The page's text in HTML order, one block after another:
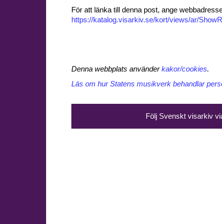
För att länka till denna post, ange
https://katalog.visarkiv.se/kort/views/ar/
Denna webbplats använderkakor/cookies.
Läs om hur Statens musikverk behandlar
Följ Svenskt visarkiv